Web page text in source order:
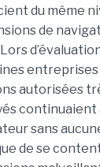
du même
de
autorisées
continuaient
sans
de se